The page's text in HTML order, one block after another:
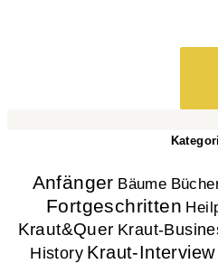
Anfänger Bäume
Fortgeschritten
Kraut&Quer Kraut-
History Kraut-Interview